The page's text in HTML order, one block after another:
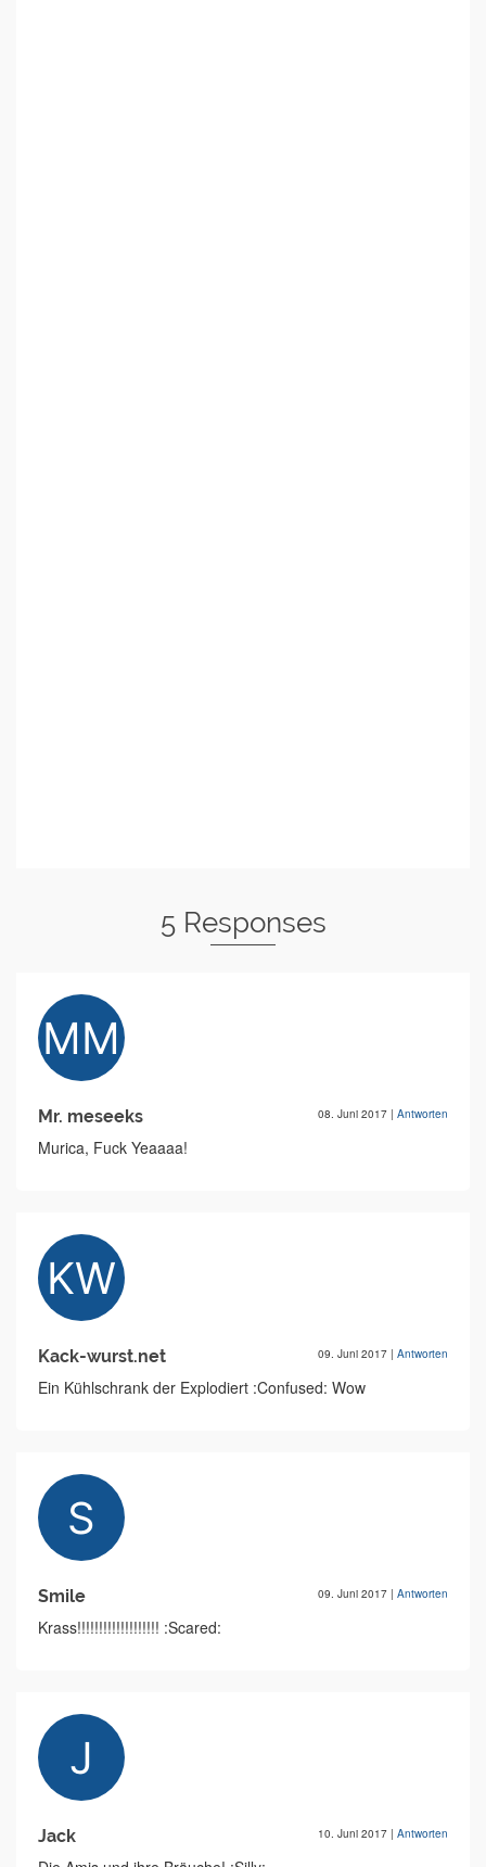
5 Responses
Mr. meseeks 08. Juni 2017 | Antworten
Murica, Fuck Yeaaaa!
Kack-wurst.net 09. Juni 2017 | Antworten
Ein Kühlschrank der Explodiert :Confused: Wow
Smile 09. Juni 2017 | Antworten
Krass!!!!!!!!!!!!!!!!!!! :Scared:
Jack 10. Juni 2017 | Antworten